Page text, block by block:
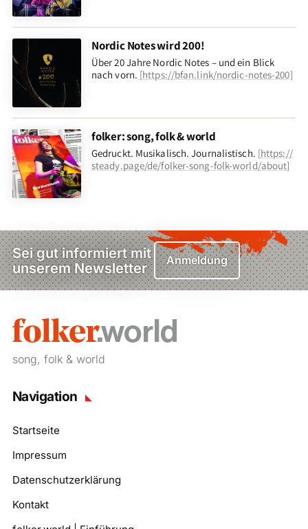
Nordic Notes wird 200!
Über 20 Jahre Nordic Notes – und ein Blick
nach vorn. [https://bfan.link/nordic-notes-200]
folker: song, folk & world
Gedruckt. Musikalisch. Journalistisch. [https://
steady.page/de/folker-song-folk-world/about]
Sei gut informiert mit
unserem Newsletter
Anmeldung
song, folk & world
Navigation
Startseite
Impressum
Datenschutzerklärung
Kontakt